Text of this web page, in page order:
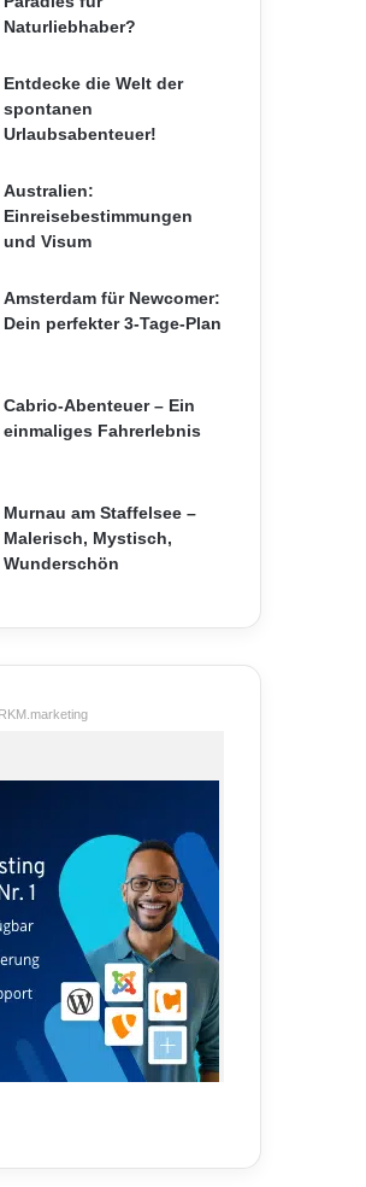
Naturliebhaber?
Entdecke die Welt der
spontanen
Urlaubsabenteuer!
Australien:
Einreisebestimmungen
und Visum
Amsterdam für Newcomer:
Dein perfekter 3-Tage-Plan
Cabrio-Abenteuer – Ein
einmaliges Fahrerlebnis
Murnau am Staffelsee –
Malerisch, Mystisch,
Wunderschön